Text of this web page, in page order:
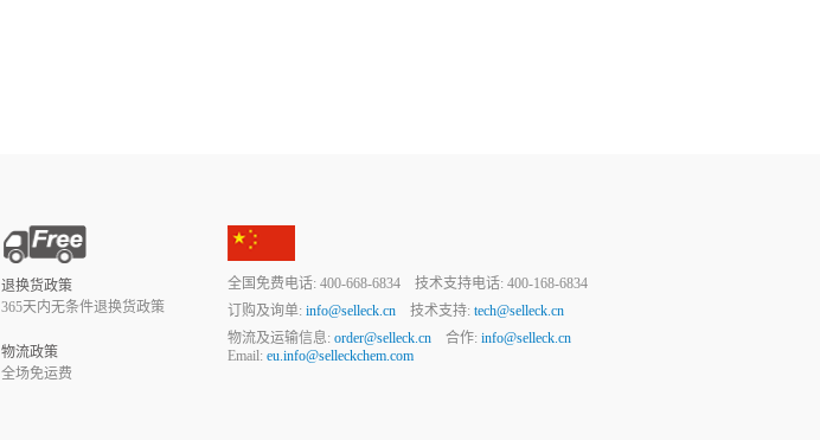
退换货政策
365天内无条件退换货政策
物流政策
全场免运费
全国免费电话: 400-668-6834 技术支持电话: 400-168-6834
订购及询单: info@selleck.cn 技术支持: tech@selleck.cn
物流及运输信息: order@selleck.cn 合作: info@selleck.cn
Email: eu.info@selleckchem.com